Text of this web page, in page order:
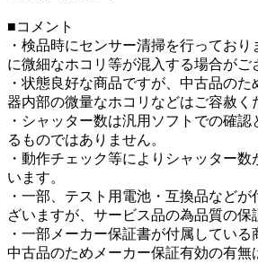
■コメント
・検品時にセンサー清掃を行ってお
に微細なホコリ等が混入する場合がご
・状態良好な商品ですが、中古品の
器内部の微量なホコリなどはご容赦く
・シャッター数は汎用ソフトでの確
るものではありません。
・動作チェック等によりシャッター
います。
・一部、テスト用電池・互換品など
ざいますが、サービス品の為品質の保
・一部メーカー保証書が付属している
中古品のためメーカー保証有効の有無